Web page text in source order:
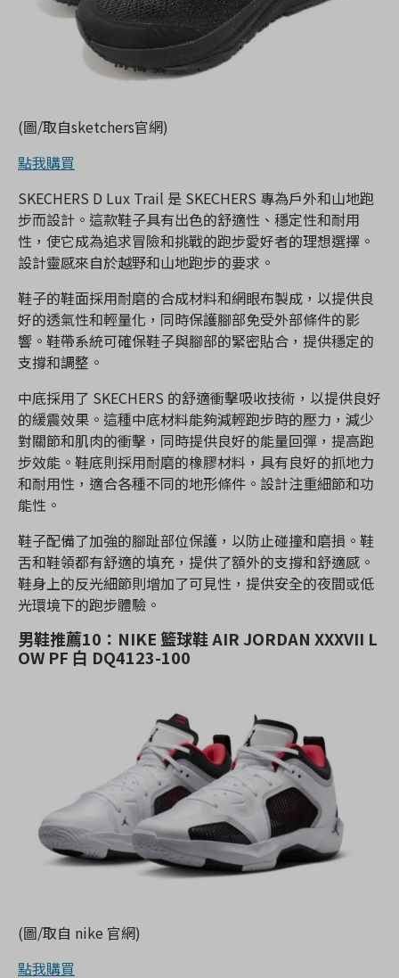
(圖/取自sketchers官網)
點我購買
SKECHERS D Lux Trail 是 SKECHERS 專為戶外和山地跑
步而設計。這款鞋子具有出色的舒適性、穩定性和耐用
性，使它成為追求冒險和挑戰的跑步愛好者的理想選擇。
設計靈感來自於越野和山地跑步的要求。
鞋子的鞋面採用耐磨的合成材料和網眼布製成，以提供良
好的透氣性和輕量化，同時保護腳部免受外部條件的影
響。鞋帶系統可確保鞋子與腳部的緊密貼合，提供穩定的
支撐和調整。
中底採用了 SKECHERS 的舒適衝擊吸收技術，以提供良好
的緩震效果。這種中底材料能夠減輕跑步時的壓力，減少
對關節和肌肉的衝擊，同時提供良好的能量回彈，提高跑
步效能。鞋底則採用耐磨的橡膠材料，具有良好的抓地力
和耐用性，適合各種不同的地形條件。設計注重細節和功
能性。
鞋子配備了加強的腳趾部位保護，以防止碰撞和磨損。鞋
舌和鞋領都有舒適的填充，提供了額外的支撐和舒適感。
鞋身上的反光細節則增加了可見性，提供安全的夜間或低
光環境下的跑步體驗。
男鞋推薦10：NIKE 籃球鞋 AIR JORDAN XXXVII L
OW PF 白 DQ4123-100
(圖/取自 nike 官網)
點我購買